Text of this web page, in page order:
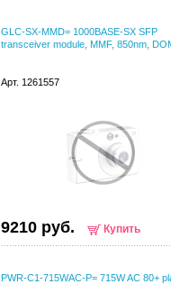
GLC-SX-MMD= 1000BASE-SX SFP
transceiver module, MMF, 850nm,
Арт. 1261557
9210 руб. Купить
PWR-C1-715WAC-P= 715W AC 80+